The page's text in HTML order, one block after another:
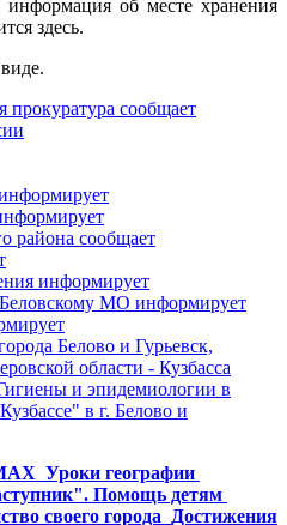
об месте хранения
здесь.
прокуратура сообщает
района сообщает
информирует
МО информирует
Белово и Гурьевск,
области - Кузбасса
и эпидемиологии в
в г. Белово и
Уроки географии
Помощь детям
своего города
Достижения